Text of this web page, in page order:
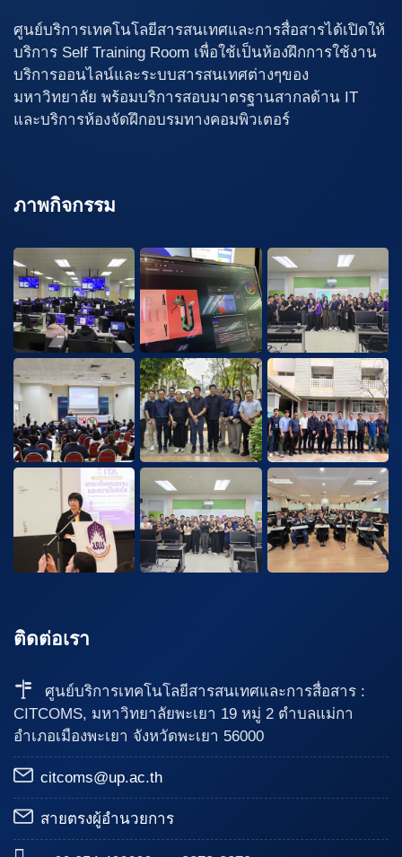
ศูนย์บริการเทคโนโลยีสารสนเทศและการสื่อสารได้เปิดให้
บริการ Self Training Room เพื่อใช้เป็นห้องฝึกการใช้งาน
บริการออนไลน์และระบบสารสนเทศต่างๆของ
มหาวิทยาลัย พร้อมบริการสอบมาตรฐานสากลด้าน IT
และบริการห้องจัดฝึกอบรมทางคอมพิวเตอร์
ภาพกิจกรรม
ติดต่อเรา
ศูนย์บริการเทคโนโลยีสารสนเทศและการสื่อสาร :
CITCOMS, มหาวิทยาลัยพะเยา 19 หมู่ 2 ตำบลแม่กา
อำเภอเมืองพะเยา จังหวัดพะเยา 56000
citcoms@up.ac.th
สายตรงผู้อำนวยการ